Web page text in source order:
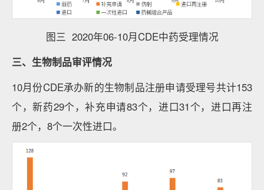
图三 2020年06-10月CDE中药受理情况
三、生物制品审评情况
10月份CDE承办新的生物制品注册申请受理号共计153
个，新药29个，补充申请83个，进口31个，进口再注
册2个，8个一次性进口。